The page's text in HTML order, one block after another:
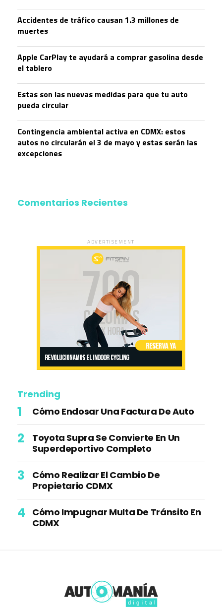
Accidentes de tráfico causan 1.3 millones de
muertes
Apple CarPlay te ayudará a comprar gasolina desde
el tablero
Estas son las nuevas medidas para que tu auto
pueda circular
Contingencia ambiental activa en CDMX: estos
autos no circularán el 3 de mayo y estas serán las
excepciones
Comentarios Recientes
ADVERTISEMENT
Trending
Cómo Endosar Una Factura De Auto
Toyota Supra Se Convierte En Un
Superdeportivo Completo
Cómo Realizar El Cambio De
Propietario CDMX
Cómo Impugnar Multa De Tránsito En
CDMX